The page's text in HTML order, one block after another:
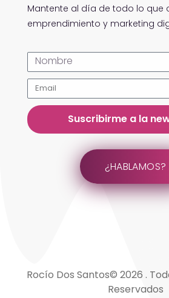
Mantente al día de todo lo que
emprendimiento y marketing
Suscribirme a la
¿HABLAMOS?
Rocío Dos Santos© 2026 .
Reservados